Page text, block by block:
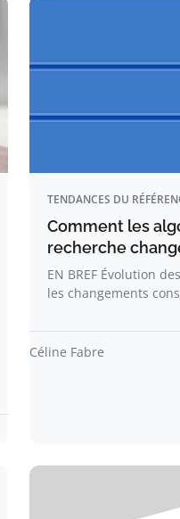
TENDANCES DU
Comment les
recherche
EN BREF Évolution
les changements
Céline Fabre